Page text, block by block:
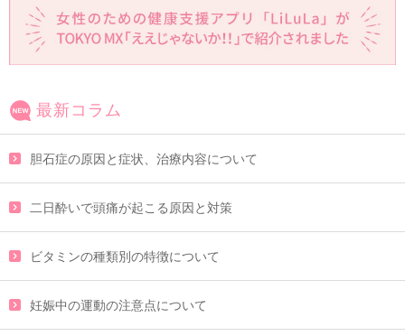
最新コラム
胆石症の原因と症状、治療内容について
二日酔いで頭痛が起こる原因と対策
ビタミンの種類別の特徴について
妊娠中の運動の注意点について